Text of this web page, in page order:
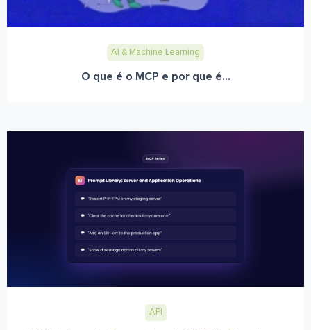
AI & Machine Learning
O que é o MCP e por que é...
API